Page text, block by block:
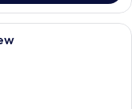
Room Sea and Cathedral